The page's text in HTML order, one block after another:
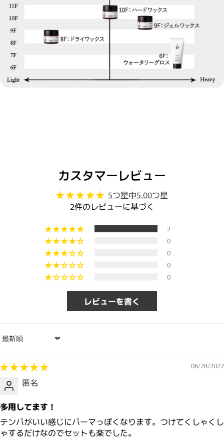
カスタマーレビュー
5つ星中5.00つ星
2件のレビューに基づく
2
0
0
0
0
レビューを書く
Sort by
06/28/2022
匿名
多用してます！
テンパがいい感じにパーマっぽくなります。つけてくしゃくし
ゃするだけなのでセットも楽でした。